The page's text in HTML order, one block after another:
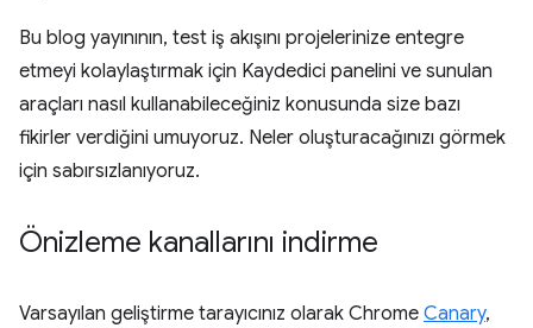
Bu blog yayınının, test iş akışını projelerinize entegre
etmeyi kolaylaştırmak için Kaydedici panelini ve sunulan
araçları nasıl kullanabileceğiniz konusunda size bazı
fikirler verdiğini umuyoruz. Neler oluşturacağınızı görmek
için sabırsızlanıyoruz.
Önizleme kanallarını indirme
Varsayılan geliştirme tarayıcınız olarak Chrome Canary,